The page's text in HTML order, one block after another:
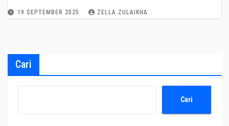
19 SEPTEMBER 2025 ZELLA ZULAIKHA
Cari
Cari